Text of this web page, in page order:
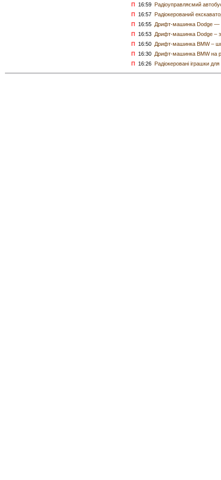
П 16:59 Радіоуправляємий
П 16:57 Радіокерований
П 16:55 Дрифт-машинка Dodge —
П 16:53 Дрифт-машинка Dodge –
П 16:50 Дрифт-машинка BMW –
П 16:30 Дрифт-машинка BMW на
П 16:26 Радіокеровані іграшки